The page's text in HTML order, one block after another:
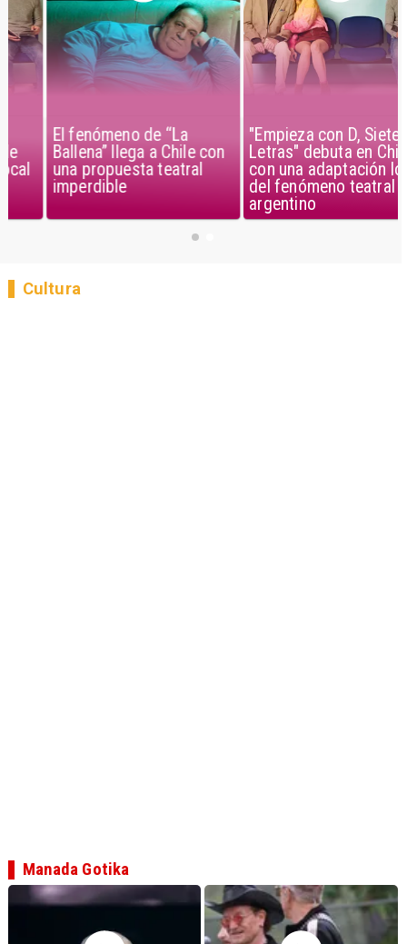
El fenómeno de “La
Ballena” llega a Chile con
una propuesta teatral
imperdible
"Empieza con D, Siete
Letras" debuta en Chile
con una adaptación local
del fenómeno teatral
argentino
Cultura
Manada Gotika